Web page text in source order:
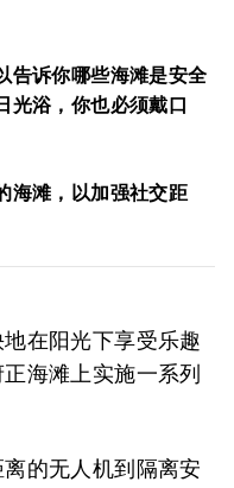
告诉你哪些海滩是安全
光浴，你也必须戴口
海滩，以加强社交距
在阳光下享受乐趣
海滩上实施一系列
的无人机到隔离安